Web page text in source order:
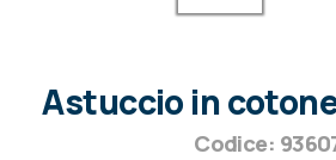
Astuccio in
Codice: